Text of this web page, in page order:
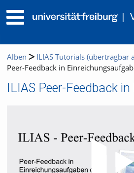
Alben ILIAS Tutorials (übertragbar
Peer-Feedback in